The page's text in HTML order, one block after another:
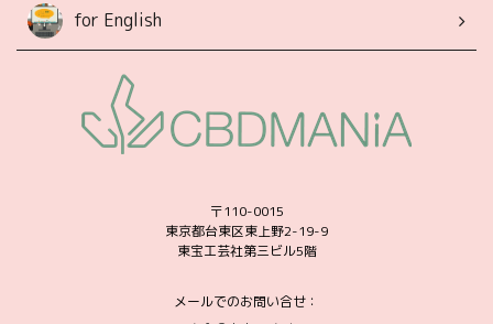
for English
〒110-0015
東京都台東区東上野2-19-9
東宝工芸社第三ビル5階
メールでのお問い合せ：